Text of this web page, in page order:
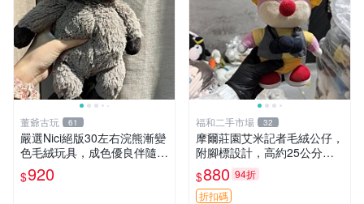
董爺古玩 61
嚴選Nici絕版30左右浣熊漸變
色毛絨玩具，成色優良伴隨原
廠牌標 浣熊 玩具 毛絨
$920
福和二手市場 32
摩爾莊園艾米記者毛絨公仔，
附腳標設計，高約25公分，
全新未拆封，限量珍藏。艾米
記者 毛絨公仔 超萌玩偶
$880 94折
折扣碼